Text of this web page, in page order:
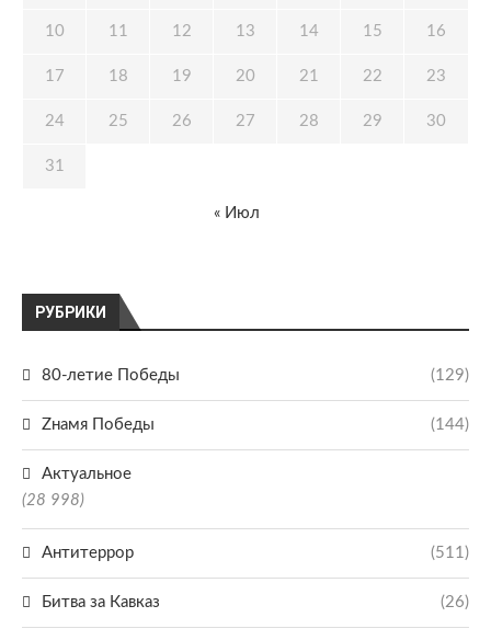
РУБРИКИ
80-летие Победы (129)
Zнамя Победы (144)
Актуальное
(28 998)
Антитеррор (511)
Битва за Кавказ (26)
10 11 12 13 14 15 16
17 18 19 20 21 22 23
24 25 26 27 28 29 30
31
« Июл